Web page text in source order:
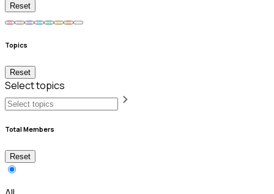
Reset
Topics
Reset
Select topics
Total Members
Reset